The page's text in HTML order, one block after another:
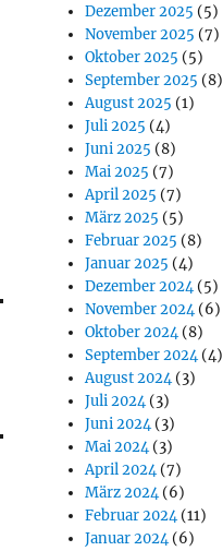
Dezember 2025 (5)
November 2025 (7)
Oktober 2025 (5)
September 2025 (8)
August 2025 (1)
Juli 2025 (4)
Juni 2025 (8)
Mai 2025 (7)
April 2025 (7)
März 2025 (5)
Februar 2025 (8)
Januar 2025 (4)
Dezember 2024(5)
November 2024(6)
Oktober 2024(8)
September 2024(4)
August 2024(3)
Juli 2024(3)
Juni 2024(3)
Mai 2024(3)
April 2024(7)
März 2024(6)
Februar 2024(11)
Januar 2024(6)